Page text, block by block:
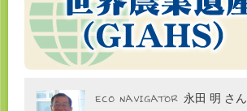
永田 明 さん